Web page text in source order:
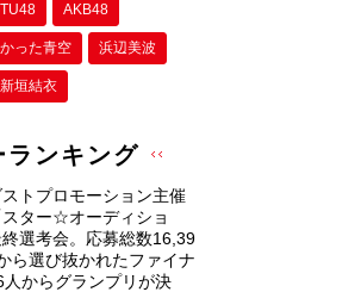
AKB48
った⻘空 浜辺美波
新垣結衣
ランキング
トプロモーション主催
ター☆オーディショ
終選考会。応募総数16,39
ら選び抜かれたファイナ
人からグランプリが決